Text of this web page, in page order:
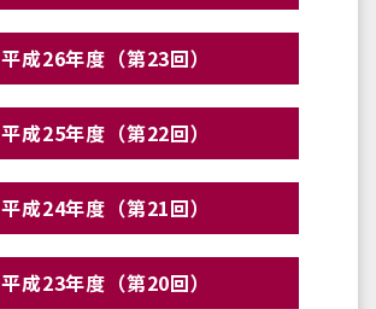
平成26年度（第23回）
平成25年度（第22回）
平成24年度（第21回）
平成23年度（第20回）